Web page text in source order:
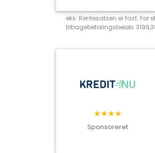
eks: Rentesatsen er fast.
tilbagebetalingsbeløb:
★★★★
Sponsoreret